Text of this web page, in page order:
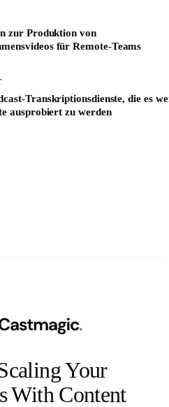
zur Produktion von
für Remote-Teams
Transkriptionsdienste, die es
ausprobiert zu werden
Your
With Content